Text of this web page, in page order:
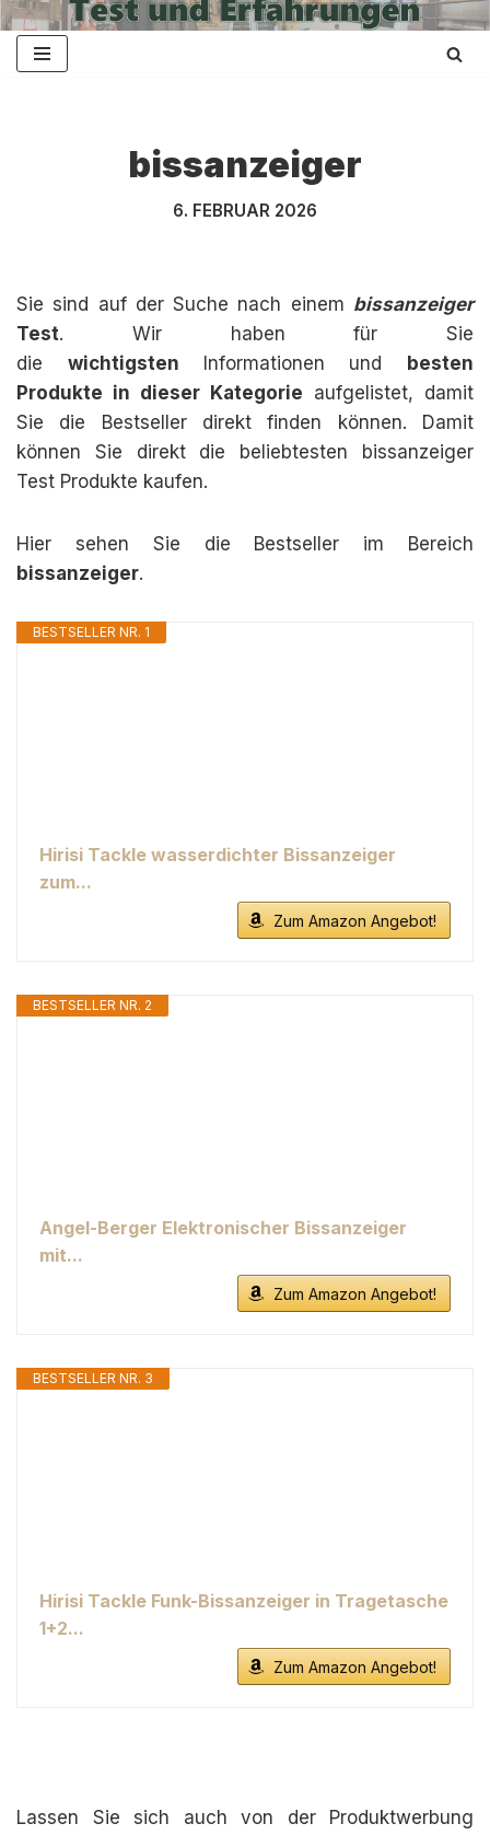
Zum
bissanzeiger
6. FEBRUAR 2026
Sie sind auf der Suche nach einem bissanzeiger
Test. Wir haben für Sie
die wichtigsten Informationen und
besten
Produkte in dieser Kategorie aufgelistet, damit
Sie die Bestseller direkt finden können. Damit
können Sie direkt die beliebtesten bissanzeiger
Test Produkte kaufen.
Hier sehen Sie die Bestseller im Bereich
bissanzeiger.
BESTSELLER NR. 1
Hirisi Tackle wasserdichter Bissanzeiger
zum...
Zum Amazon Angebot!
BESTSELLER NR. 2
Angel-Berger Elektronischer Bissanzeiger
mit...
Zum Amazon Angebot!
BESTSELLER NR. 3
Hirisi Tackle Funk-Bissanzeiger in Tragetasche
1+2...
Zum Amazon Angebot!
Lassen Sie sich auch von der Produktwerbung